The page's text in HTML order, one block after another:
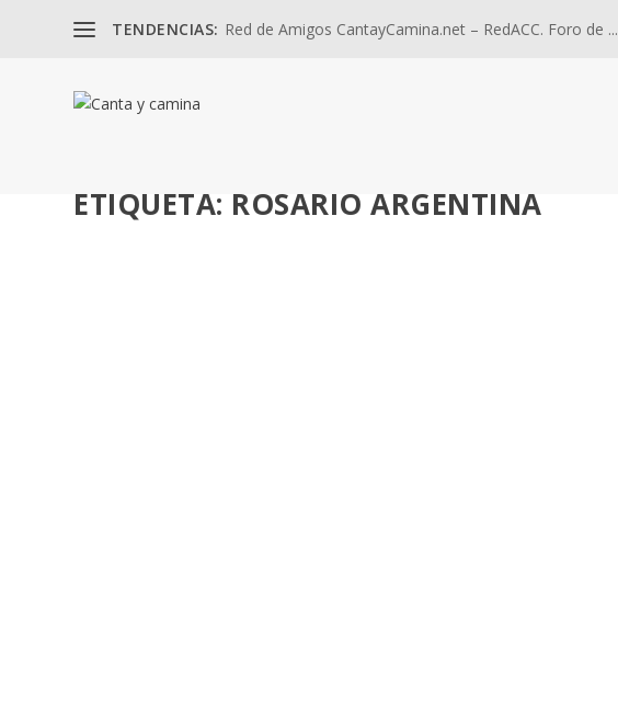
TENDENCIAS: Red de Amigos CantayCamina.net – RedACC. Foro de ...
ETIQUETA: ROSARIO ARGENTINA